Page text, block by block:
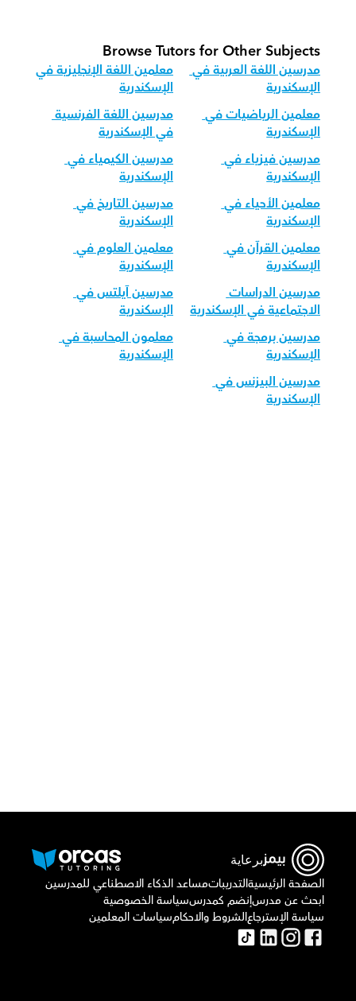
Browse Tutors for Other Subjects
مدرسين اللغة العربية في
الإسكندرية
معلمين اللغة الإنجليزية في
الإسكندرية
معلمين الرياضيات في
الإسكندرية
مدرسين اللغة الفرنسية
في الإسكندرية
مدرسين فيزياء في
الإسكندرية
مدرسين الكيمياء في
الإسكندرية
معلمين الأحياء في
الإسكندرية
مدرسين التاريخ في
الإسكندرية
معلمين القرآن في
الإسكندرية
معلمين العلوم في
الإسكندرية
مدرسين الدراسات
الاجتماعية في الإسكندرية
مدرسين آيلتس في
الإسكندرية
مدرسين برمجة في
الإسكندرية
معلمون المحاسبة في
الإسكندرية
مدرسين البيزنس في
الإسكندرية
برعاية
الصفحة الرئيسيةالتدريباتمساعد الذكاء الاصطناعي للمدرسين
ابحث عن مدرسإنضم كمدرسسياسة الخصوصية
سياسة الإسترجاعالشروط والاحكامسياسات المعلمين